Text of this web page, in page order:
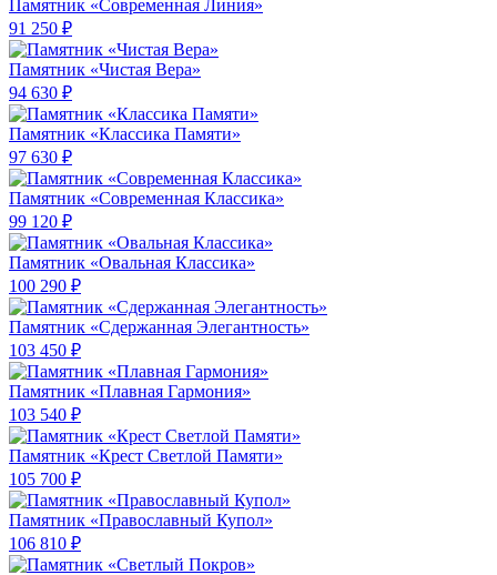
Памятник «Современная Линия»
91 250 ₽
Памятник «Чистая Вера»
94 630 ₽
Памятник «Классика Памяти»
97 630 ₽
Памятник «Современная Классика»
99 120 ₽
Памятник «Овальная Классика»
100 290 ₽
Памятник «Сдержанная Элегантность»
103 450 ₽
Памятник «Плавная Гармония»
103 540 ₽
Памятник «Крест Светлой Памяти»
105 700 ₽
Памятник «Православный Купол»
106 810 ₽